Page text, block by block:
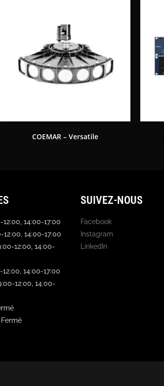
COEMAR – Versatile
12:00, 14:00-17:00
12:00, 14:00-17:00
12:00, 14:00-
14:00-17:00
12:00, 14:00-
SUIVEZ-NOUS
Facebook
Instagram
LinkedIn